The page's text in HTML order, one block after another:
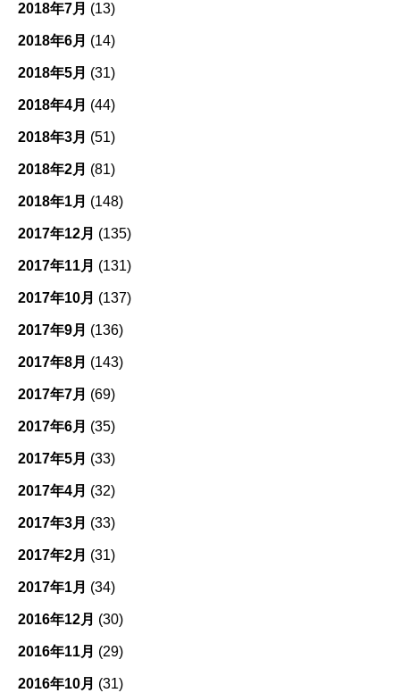
2018年7月 (13)
2018年6月 (14)
2018年5月 (31)
2018年4月 (44)
2018年3月 (51)
2018年2月 (81)
2018年1月 (148)
2017年12月 (135)
2017年11月 (131)
2017年10月 (137)
2017年9月 (136)
2017年8月 (143)
2017年7月 (69)
2017年6月 (35)
2017年5月 (33)
2017年4月 (32)
2017年3月 (33)
2017年2月 (31)
2017年1月 (34)
2016年12月 (30)
2016年11月 (29)
2016年10月 (31)